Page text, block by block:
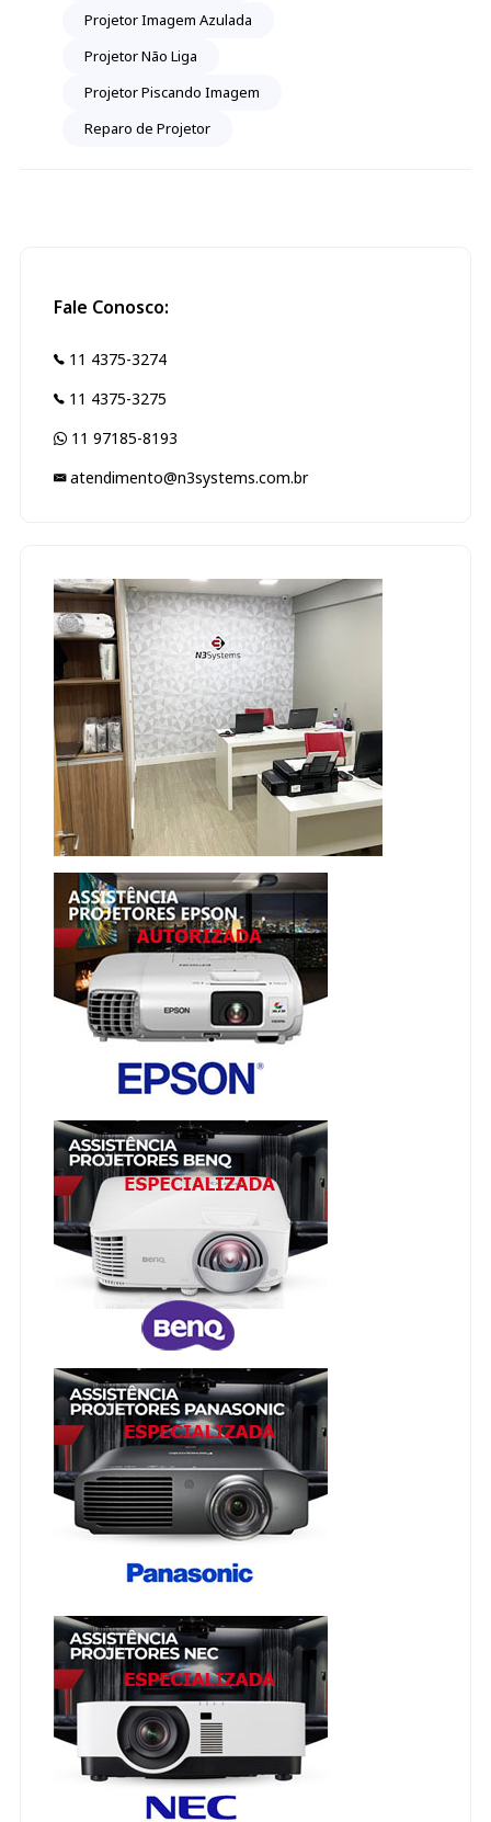
Projetor Imagem Azulada
Projetor Não Liga
Projetor Piscando Imagem
Reparo de Projetor
Fale Conosco:
11 4375-3274
11 4375-3275
11 97185-8193
atendimento@n3systems.com.br